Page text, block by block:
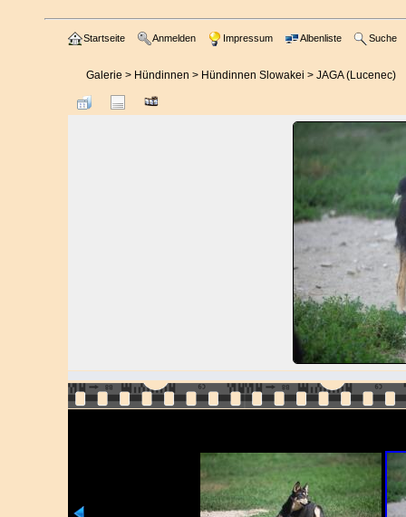
Startseite Anmelden Impressum Albenliste Suche
Galerie > Hündinnen > Hündinnen Slowakei > JAGA (Lucenec)